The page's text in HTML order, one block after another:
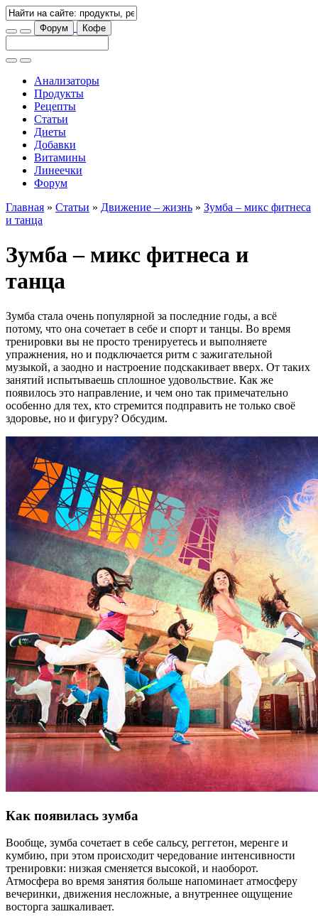
Форум Кофе
Анализаторы
Продукты
Рецепты
Статьи
Диеты
Добавки
Витамины
Линеечки
Форум
Главная » Статьи » Движение – жизнь » Зумба – микс фитнеса
и танца
Зумба – микс фитнеса и
танца
Зумба стала очень популярной за последние годы, а всё
потому, что она сочетает в себе и спорт и танцы. Во время
тренировки вы не просто тренируетесь и выполняете
упражнения, но и подключается ритм с зажигательной
музыкой, а заодно и настроение подскакивает вверх. От таких
занятий испытываешь сплошное удовольствие. Как же
появилось это направление, и чем оно так примечательно
особенно для тех, кто стремится подправить не только своё
здоровье, но и фигуру? Обсудим.
Как появилась зумба
Вообще, зумба сочетает в себе сальсу, реггетон, меренге и
кумбию, при этом происходит чередование интенсивности
тренировки: низкая сменяется высокой, и наоборот.
Атмосфера во время занятия больше напоминает атмосферу
вечеринки, движения несложные, а внутреннее ощущение
восторга зашкаливает.